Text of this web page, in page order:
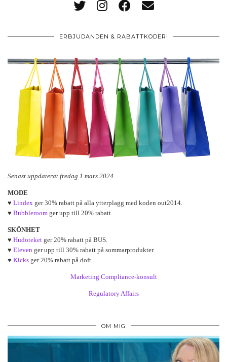
ERBJUDANDEN & RABATTKODER!
Senast uppdaterat fredag 1 mars 2024.
MODE
♥ Lindex ger 30% rabatt på alla ytterplagg med koden out2014.
♥ Bubbleroom ger upp till 20% rabatt.
SKÖNHET
♥ Hudoteket ger 20% rabatt på BUS.
♥ Eleven ger upp till 30% rabatt på sommarprodukter.
♥ Kicks ger 20% rabatt på doft.
Marketing Compliance-konsult
Regulatory Affairs
OM MIG